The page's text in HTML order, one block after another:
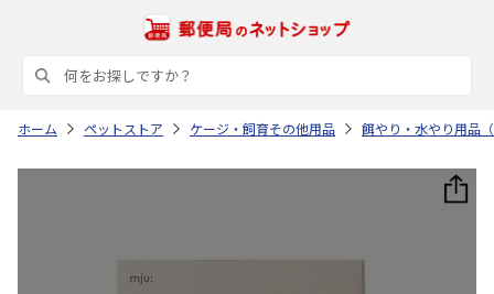
ホーム ペットストア ケージ・飼育その他用品 餌やり・水やり用品